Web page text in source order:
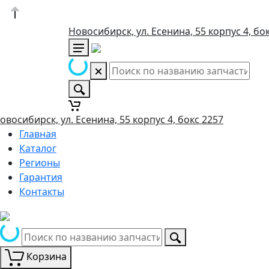
Новосибирск, ул. Есенина, 55 корпус 4,
ул. Есенина, 55 корпус 4, бокс 2257
Главная
Каталог
Регионы
Гарантия
Контакты
Корзина